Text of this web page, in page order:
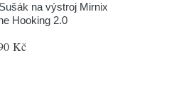
na výstroj Mirnix
Hooking 2.0
Kč